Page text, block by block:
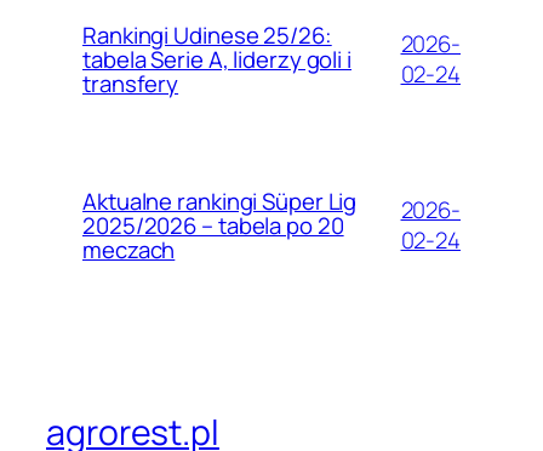
Rankingi Udinese 25/26:
tabela Serie A, liderzy goli i
transfery
2026-
02-24
Aktualne rankingi Süper Lig
2025/2026 – tabela po 20
meczach
2026-
02-24
agrorest.pl